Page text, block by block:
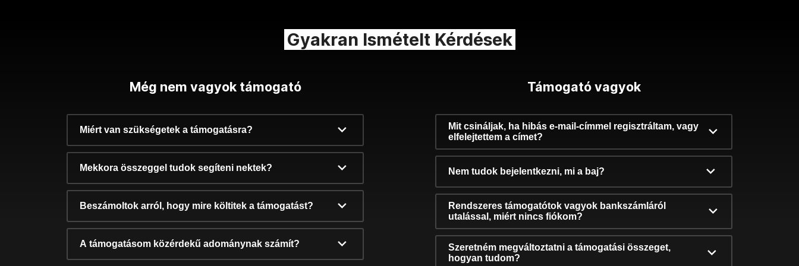
Gyakran Ismételt Kérdések
Még nem vagyok támogató
Miért van szükségetek a támogatásra?
Mekkora összeggel tudok segíteni nektek?
Beszámoltok arról, hogy mire költitek a támogatást?
A támogatásom közérdekű adománynak számít?
Támogató vagyok
Mit csináljak, ha hibás e-mail-címmel regisztráltam, vagy
elfelejtettem a címet?
Nem tudok bejelentkezni, mi a baj?
Rendszeres támogatótok vagyok bankszámláról
utalással, miért nincs fiókom?
Szeretném megváltoztatni a támogatási összeget,
hogyan tudom?